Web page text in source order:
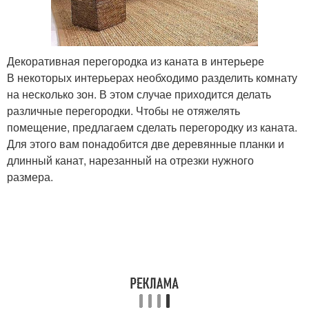
Декоративная перегородка из каната в интерьере
В некоторых интерьерах необходимо разделить комнату
на несколько зон. В этом случае приходится делать
различные перегородки. Чтобы не отяжелять
помещение, предлагаем сделать перегородку из каната.
Для этого вам понадобится две деревянные планки и
длинный канат, нарезанный на отрезки нужного
размера.